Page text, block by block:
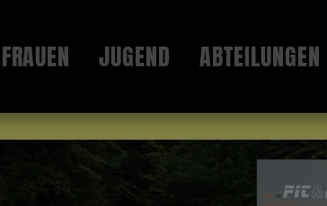
FRAUEN JUGEND ABTEILUNGEN